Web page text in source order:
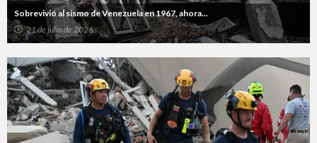
Sobrevivió al sismo de Venezuela en 1967, ahora...
21 de julio de 2026